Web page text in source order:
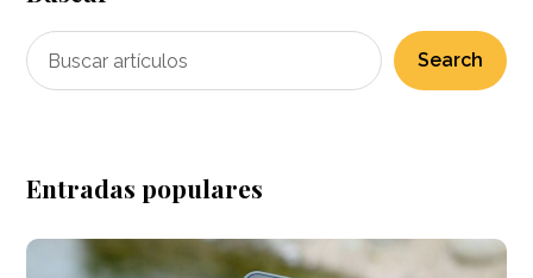
Search
Entradas populares